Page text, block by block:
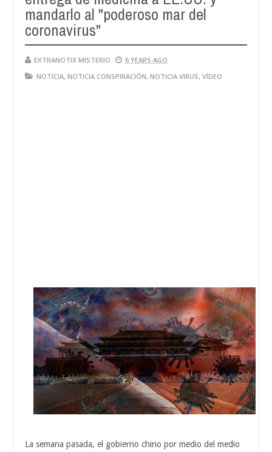
mandarlo al "poderoso mar del
coronavirus"
EXTRANOTIX MISTERIO
6 YEARS AGO
NOTICIA, NOTICIA CONSPIRACIÓN, NOTICIA VIRUS, VÍDEO
La semana pasada, el gobierno chino por medio del medio